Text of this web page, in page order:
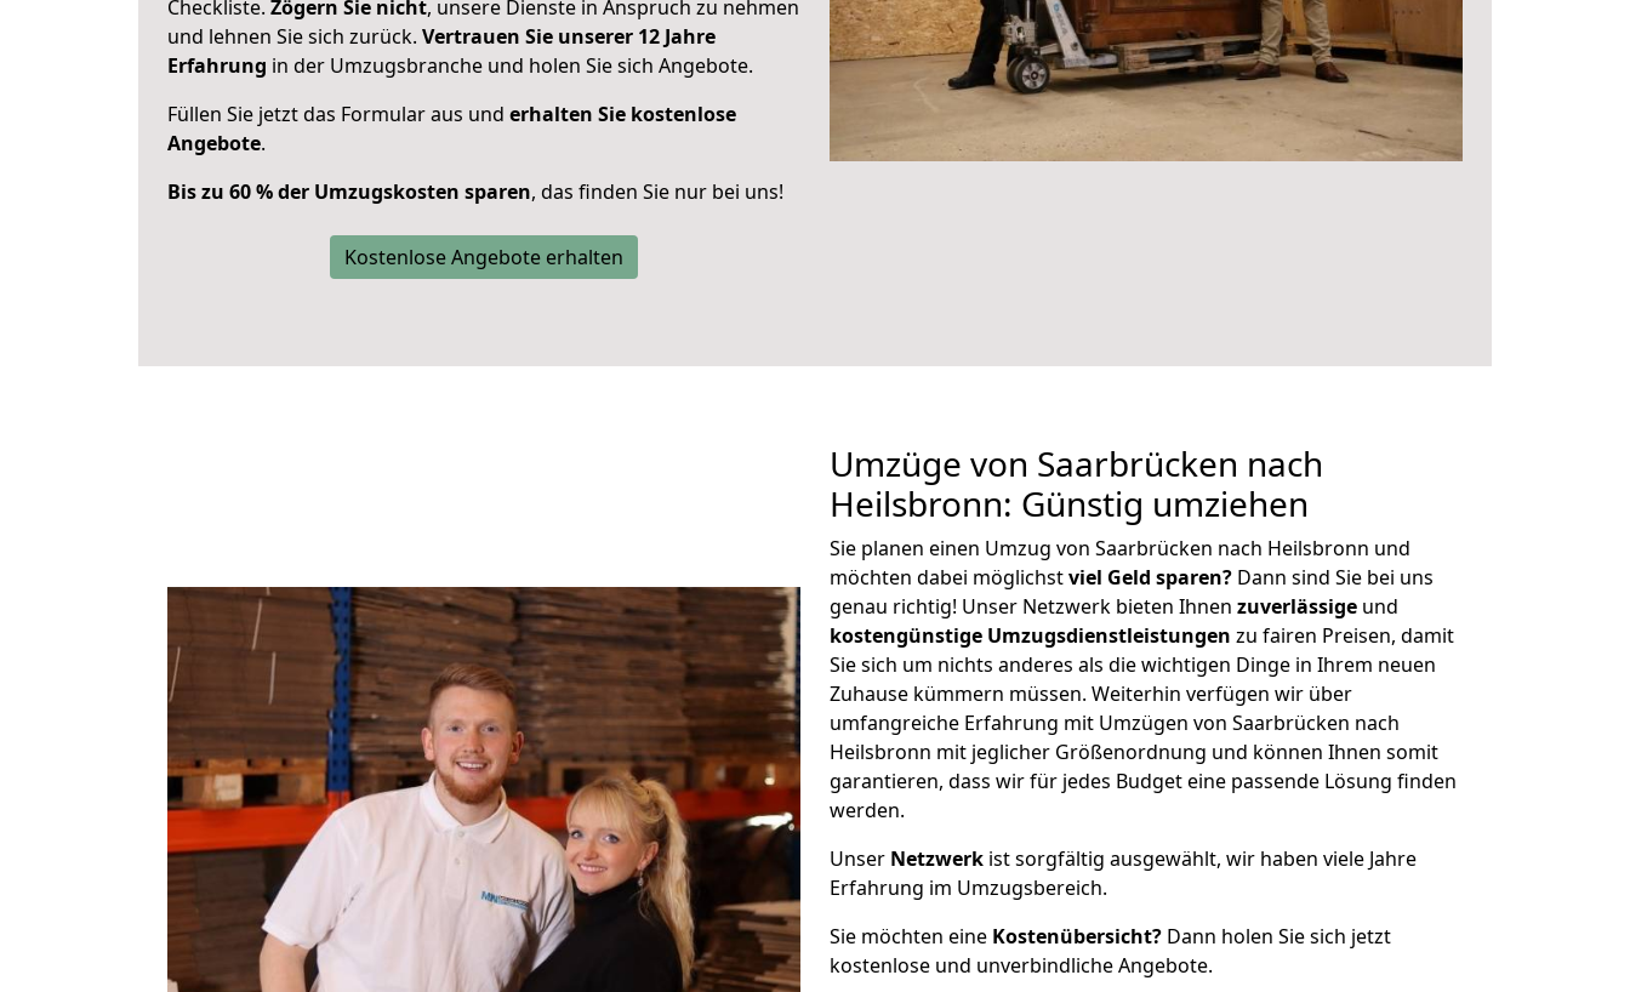
Checkliste. Zögern Sie nicht, unsere Dienste in Anspruch zu nehmen
und lehnen Sie sich zurück. Vertrauen Sie unserer 12 Jahre
Erfahrung in der Umzugsbranche und holen Sie sich Angebote.
Füllen Sie jetzt das Formular aus und erhalten Sie kostenlose
Angebote.
Bis zu 60 % der Umzugskosten sparen, das finden Sie nur bei uns!
Kostenlose Angebote erhalten
Umzüge von Saarbrücken nach
Heilsbronn: Günstig umziehen
Sie planen einen Umzug von Saarbrücken nach Heilsbronn und
möchten dabei möglichstviel Geld sparen? Dann sind Sie bei uns
genau richtig! Unser Netzwerk bieten Ihnen zuverlässige und
kostengünstige Umzugsdienstleistungen zu fairen Preisen, damit
Sie sich um nichts anderes als die wichtigen Dinge in Ihrem neuen
Zuhause kümmern müssen. Weiterhin verfügen wir über
umfangreiche Erfahrung mit Umzügen von Saarbrücken nach
Heilsbronn mit jeglicher Größenordnung und können Ihnen somit
garantieren, dass wir für jedes Budget eine passende Lösung finden
werden.
Unser Netzwerk ist sorgfältig ausgewählt, wir haben viele Jahre
Erfahrung im Umzugsbereich.
Sie möchten eine Kostenübersicht? Dann holen Sie sich jetzt
kostenlose und unverbindliche Angebote.